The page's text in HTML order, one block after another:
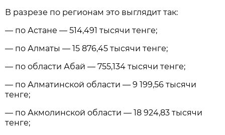
В разрезе по регионам это выглядит так:
— по Астане — 514,491 тысячи тенге;
— по Алматы — 15 876,45 тысячи тенге;
— по области Абай — 755,134 тысячи тенге;
— по Алматинской области — 9 199,56 тысячи
тенге;
— по Акмолинской области — 18 924,83 тысячи
тенге;